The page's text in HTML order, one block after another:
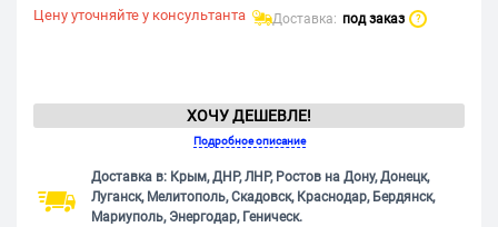
Цену уточняйте у консультанта Доставка: под заказ ?
ХОЧУ ДЕШЕВЛЕ!
Подробное описание
Доставка в: Крым, ДНР, ЛНР, Ростов на Дону, Донецк,
Луганск, Мелитополь, Скадовск, Краснодар, Бердянск,
Мариуполь, Энергодар, Геническ.